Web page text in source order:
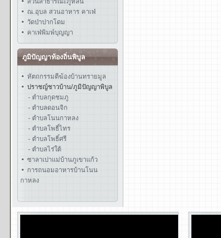
ณ.อุบล สวนอาหาร คาเฟ่
วัดป่าปากโดม
คาเฟ่พิมพ์บุญญา
ภูมิปัญญาท้องถิ่นพิบูล
หัตถกรรมตีฆ้องบ้านทรายมูล
ปราชญ์ชาวบ้าน/ภูมิปัญญาพิบูล
- ตำบลกุดชมภู
- ตำบลดอนจิก
- ตำบลโนนกาหลง
- ตำบลโพธิ์ไทร
- ตำบลโพธิ์ศรี
- ตำบลไร่ใต้
ซาลาเปาแม่บ้านภูเขาแก้ว
การถนอมอาหารบ้านโนน
กาหลง